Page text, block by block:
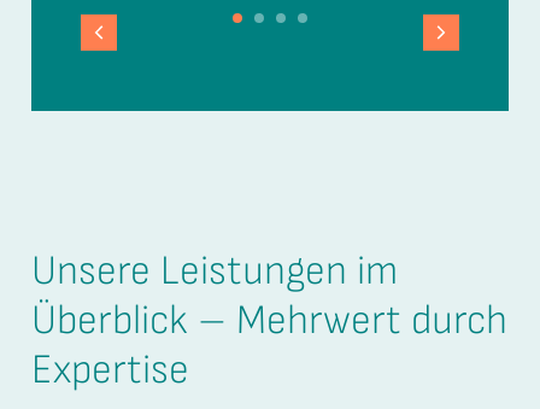
Unsere Leistungen im
Überblick – Mehrwert durch
Expertise